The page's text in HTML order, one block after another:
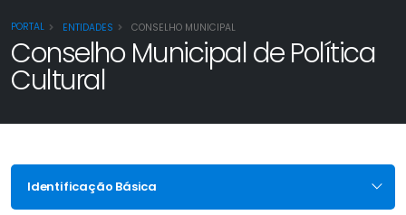
PORTAL ENTIDADES CONSELHO MUNICIPAL
Conselho Municipal de Política
Cultural
Identificação Básica